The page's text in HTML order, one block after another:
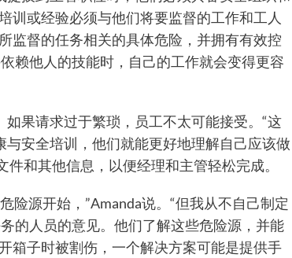
训或经验必须与他们将要监督的工作和工人
监督的任务相关的具体危险，并拥有有效控
赖他人的技能时，自己的工作就会变得更容
果请求过于繁琐，员工不太可能接受。“这
安全培训，他们就能更好地理解自己应该做
和其他信息，以便经理和主管轻松完成。
险源开始，”Amanda说。“但我从不自己制定
的人员的意见。他们了解这些危险源，并能
箱子时被割伤，一个解决方案可能是提供手